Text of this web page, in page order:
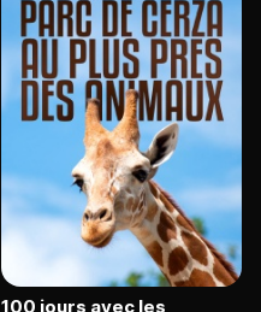
100 jours avec les